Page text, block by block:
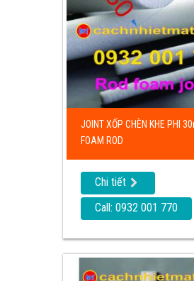
JOINT XỐP CHÈN KHE PHI
FOAM ROD
Chi tiết
Call: 0932 001 770